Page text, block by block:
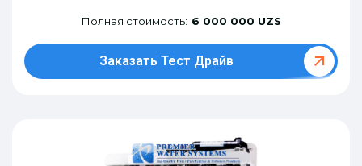
Полная стоимость: 6 000 000 UZS
Заказать Тест Драйв